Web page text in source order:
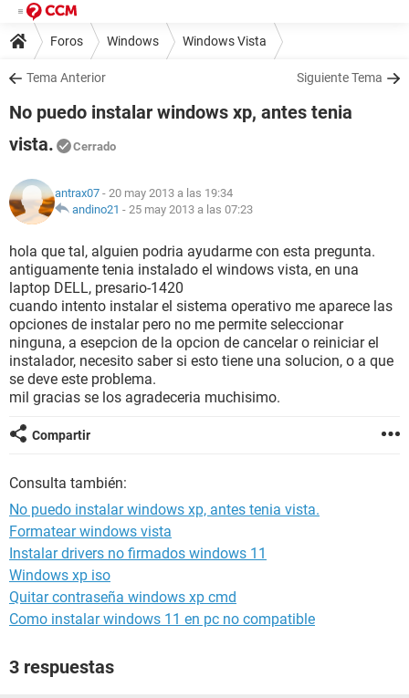
Foros Windows Windows Vista
Tema Anterior Siguiente Tema
No puedo instalar windows xp, antes tenia
vista.
Cerrado
antrax07 - 20 may 2013 a las 19:34
andino21 - 25 may 2013 a las 07:23
hola que tal, alguien podria ayudarme con esta pregunta.
antiguamente tenia instalado el windows vista, en una
laptop DELL, presario-1420
cuando intento instalar el sistema operativo me aparece las
opciones de instalar pero no me permite seleccionar
ninguna, a esepcion de la opcion de cancelar o reiniciar el
instalador, necesito saber si esto tiene una solucion, o a que
se deve este problema.
mil gracias se los agradeceria muchisimo.
Compartir
Consulta también:
No puedo instalar windows xp, antes tenia vista.
Formatear windows vista
Instalar drivers no firmados windows 11
Windows xp iso
Quitar contraseña windows xp cmd
Como instalar windows 11 en pc no compatible
3 respuestas